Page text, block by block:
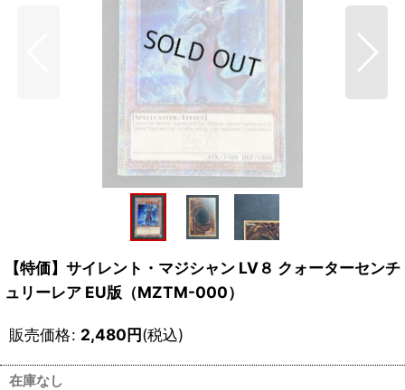
【特価】サイレント・マジシャン LV８ クォーターセンチ
ュリーレア EU版（MZTM-000）
販売価格: 2,480円(税込)
在庫なし